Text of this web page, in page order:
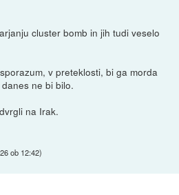
cluster bomb in jih tudi veselo
v preteklosti, bi ga morda
ne bi bilo.
na Irak.
ob 12:42)